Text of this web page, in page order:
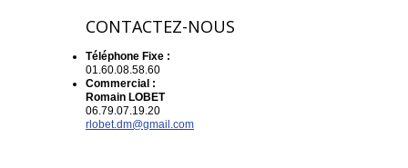
CONTACTEZ-NOUS
Téléphone Fixe :
01.60.08.58.60
Commercial :
Romain LOBET
06.79.07.19.20
rlobet.dm@gmail.com